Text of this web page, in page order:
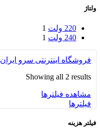
ولتاژ
220 ولت
1
240 ولت
1
فروشگاه اینترنتی سرو ایران
Showing all 2 results
مشاهده فیلترها
فیلترها
فیلتر هزینه